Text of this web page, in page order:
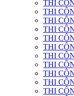
THI
THI
THI
THI
THI
THI
THI
THI
THI
THI
THI